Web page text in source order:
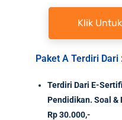
Klik
Paket A Terdiri Dari
Terdiri Dari E-
Pendidikan. Soal &
Rp 30.000,-